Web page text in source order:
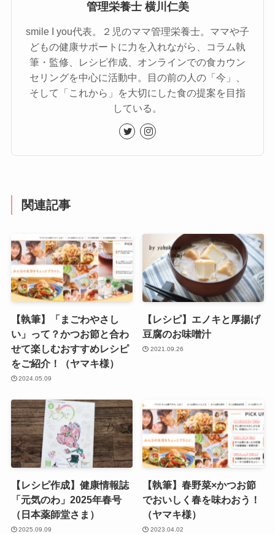
管理栄養士 横川仁美
smile I you代表。２児のママ管理栄養士。ママや子
どもの健康サポートに力を入れながら、コラム執
筆・監修、レシピ作成、オンラインでの食カウン
セリングを中心に活動中。目の前の人の「今」、
そして「これから」を大切にした食の提案を目指
している。
関連記事
【執筆】「まごわやさし
い」って？かつお節と合わ
せて楽しむおすすめレシピ
をご紹介！（ヤマキ様）
2024.05.09
【レシピ】エノキと厚揚げ
豆腐のお味噌汁
2021.09.26
【レシピ作成】健康情報誌
「元気のわ」2025年春号
（日本薬師堂さま）
2025.09.09
【執筆】春野菜×かつお節
でおいしく春を味わおう！
（ヤマキ様）
2023.04.02